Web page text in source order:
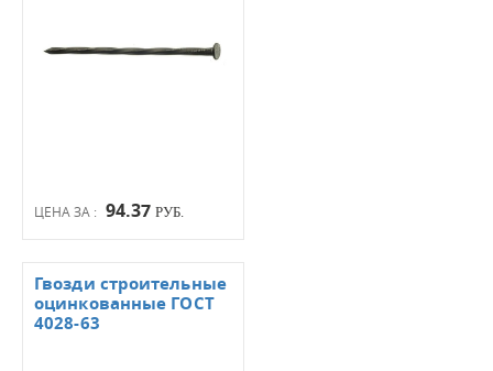
ЦЕНА ЗА : 94.37 РУБ.
Гвозди строительные
оцинкованные ГОСТ
4028-63